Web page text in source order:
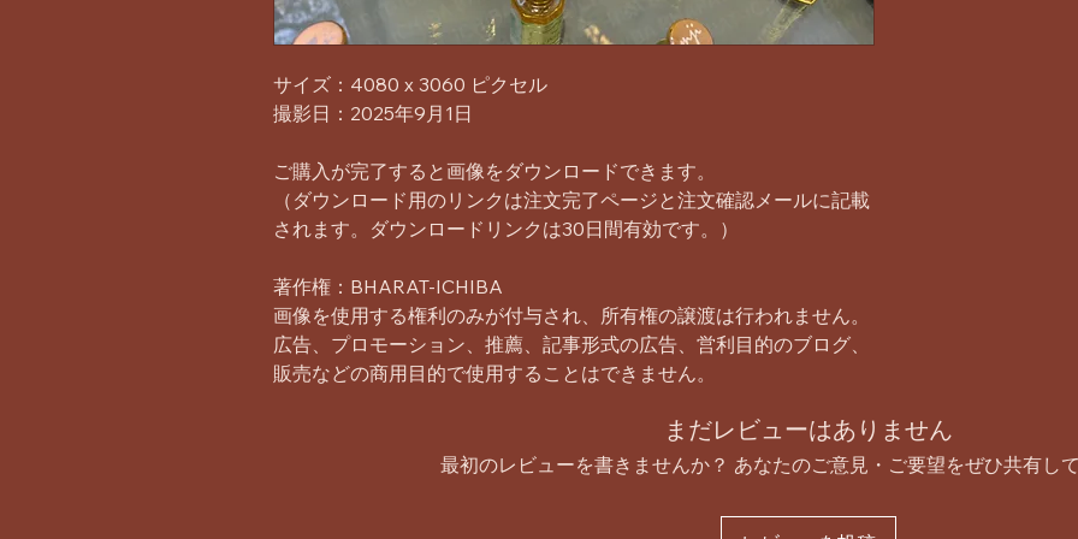
サイズ：4080 x 3060 ピクセル
撮影日：2025年9月1日
ご購入が完了すると画像をダウンロードできます。
（ダウンロード用のリンクは注文完了ページと注文確認メールに記載
されます。ダウンロードリンクは30日間有効です。）
著作権：BHARAT-ICHIBA
画像を使用する権利のみが付与され、所有権の譲渡は行われません。
広告、プロモーション、推薦、記事形式の広告、営利目的のブログ、
販売などの商用目的で使用することはできません。
まだレビューはありません
最初のレビューを書きませんか？ あなたのご意見・ご要望をぜひ共有して